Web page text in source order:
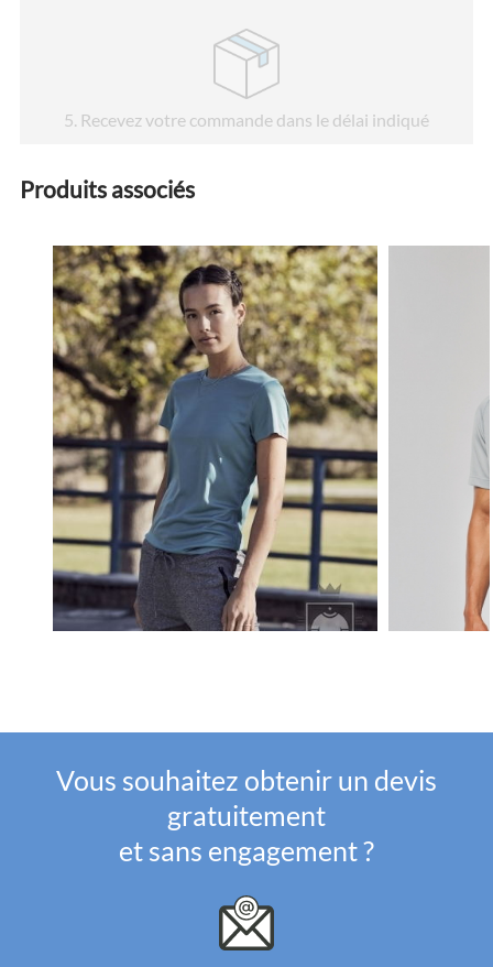
5 . Recevez votre commande dans le délai indiqué
Produits associés
Vous souhaitez obtenir un devis
gratuitement
et sans engagement ?